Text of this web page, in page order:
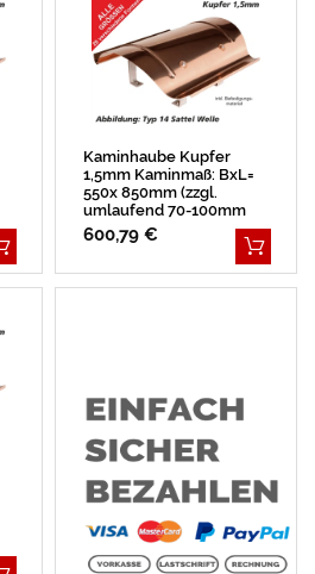
Kaminhaube Kupfer
1,5mm Kaminmaß: BxL=
550x 850mm (zzgl.
umlaufend 70-100mm
Überstand)
600,79 €